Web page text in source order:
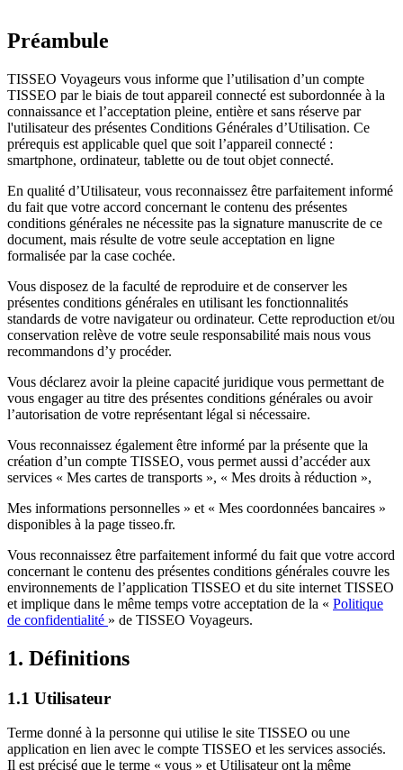
Préambule
TISSEO Voyageurs vous informe que l’utilisation d’un compte
TISSEO par le biais de tout appareil connecté est subordonnée à la
connaissance et l’acceptation pleine, entière et sans réserve par
l'utilisateur des présentes Conditions Générales d’Utilisation. Ce
prérequis est applicable quel que soit l’appareil connecté :
smartphone, ordinateur, tablette ou de tout objet connecté.
En qualité d’Utilisateur, vous reconnaissez être parfaitement informé
du fait que votre accord concernant le contenu des présentes
conditions générales ne nécessite pas la signature manuscrite de ce
document, mais résulte de votre seule acceptation en ligne
formalisée par la case cochée.
Vous disposez de la faculté de reproduire et de conserver les
présentes conditions générales en utilisant les fonctionnalités
standards de votre navigateur ou ordinateur. Cette reproduction et/ou
conservation relève de votre seule responsabilité mais nous vous
recommandons d’y procéder.
Vous déclarez avoir la pleine capacité juridique vous permettant de
vous engager au titre des présentes conditions générales ou avoir
l’autorisation de votre représentant légal si nécessaire.
Vous reconnaissez également être informé par la présente que la
création d’un compte TISSEO, vous permet aussi d’accéder aux
services « Mes cartes de transports », « Mes droits à réduction »,
Mes informations personnelles » et « Mes coordonnées bancaires »
disponibles à la page tisseo.fr.
Vous reconnaissez être parfaitement informé du fait que votre accord
concernant le contenu des présentes conditions générales couvre les
environnements de l’application TISSEO et du site internet TISSEO
et implique dans le même temps votre acceptation de la « Politique
de confidentialité » de TISSEO Voyageurs.
1. Définitions
1.1 Utilisateur
Terme donné à la personne qui utilise le site TISSEO ou une
application en lien avec le compte TISSEO et les services associés.
Il est précisé que le terme « vous » et Utilisateur ont la même